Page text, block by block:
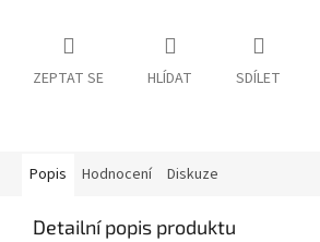
ZEPTAT SE HLÍDAT SDÍLET
Popis Hodnocení Diskuze
Detailní popis produktu